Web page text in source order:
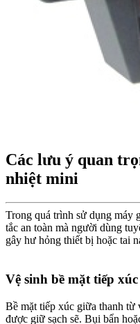
Các lưu ý quan
nhiệt mini
Trong quá trình sử dụng máy
tắc an toàn mà người dùng
gây hư hỏng thiết bị hoặc tai
Vệ sinh bề mặt tiếp
Bề mặt tiếp xúc giữa thanh
được giữ sạch sẽ. Bụi bẩn